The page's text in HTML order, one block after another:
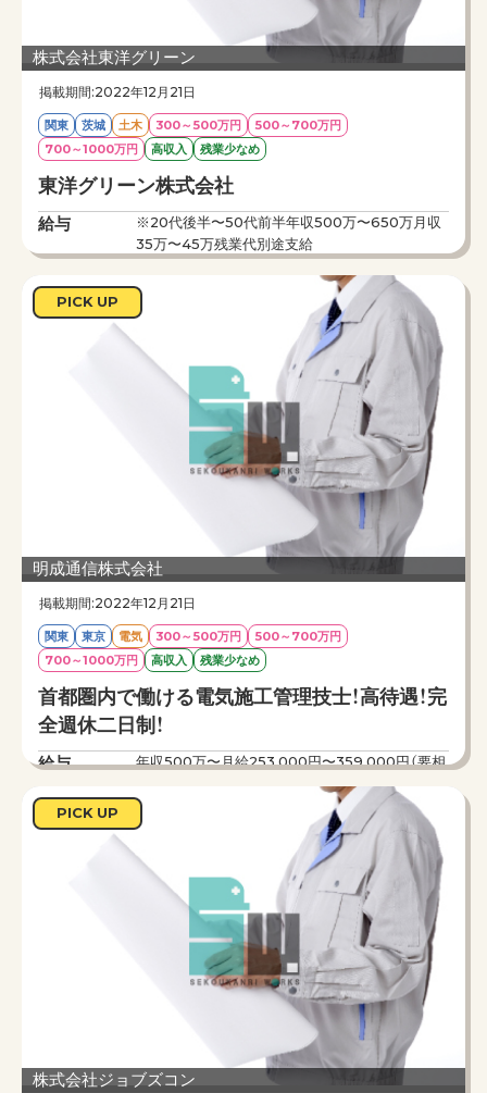
株式会社東洋グリーン
掲載期間:2022年12月21日
関東 茨城 土木 300～500万円
500～700万円
700～1000万円
高収入 残業少なめ
東洋グリーン株式会社
給与
※20代後半〜50代前半年収500万〜650万月収
35万〜45万残業代別途支給
仕事内容
ゴルフ場の整備、設計・施工 芝生のスペシャリス
トになるチャンスです！
福利厚生や給与等好条件満載です！
土工事の施工管理経験が3〜5年あれば面接ＯＫ！！
PICK UP
明成通信株式会社
掲載期間:2022年12月21日
関東 東京 電気 300～500万円
500～700万円
700～1000万円
高収入 残業少なめ
首都圏内で働ける電気施工管理技士！高待遇！完
全週休二日制！
給与
年収500万〜月給253,000円〜359,000円（要相
勤務時間 9：00 〜 18：00（休憩 12：00〜13：00）
仕事内容
【急募】
データセンター建設工事に伴う電気工事のために
電気施工管理を１名募集いたします。
IT事業、電気通信事業、情報通信事業を柱としたト
ータルソリューション事業を展開している会社で
それらの事業に伴う、通信施設の工事管理のお仕
PICK UP
株式会社ジョブズコン